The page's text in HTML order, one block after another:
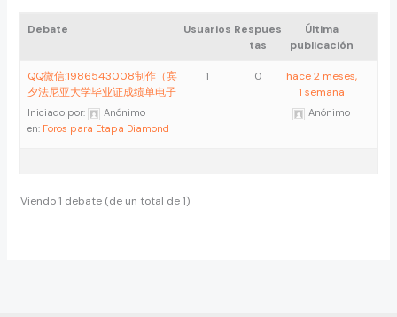
Debate Usuarios Respues
tas
Última
publicación
QQ微信:1986543008制作（宾
夕法尼亚大学毕业证成绩单电子
Iniciado por:
Anónimo
en: Foros para Etapa Diamond
1 0
hace 2 meses,
1 semana
Anónimo
Viendo 1 debate (de un total de 1)